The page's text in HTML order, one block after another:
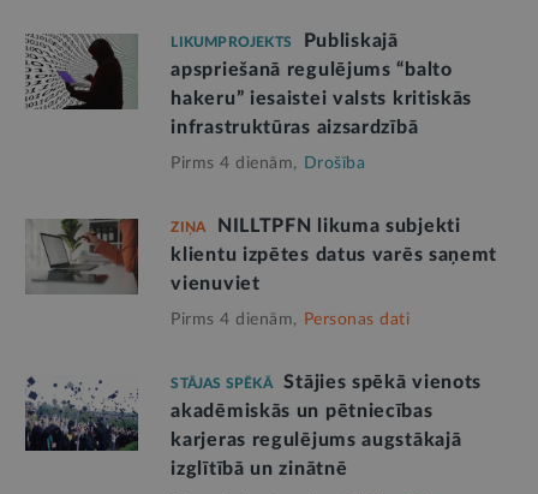
LIKUMPROJEKTS
Publiskajā
apspriešanā regulējums “balto
hakeru” iesaistei valsts kritiskās
infrastruktūras aizsardzībā
Pirms 4 dienām, Drošība
ZIŅA
NILLTPFN likuma subjekti
klientu izpētes datus varēs saņemt
vienuviet
Pirms 4 dienām, Personas dati
STĀJAS SPĒKĀ
Stājies spēkā vienots
akadēmiskās un pētniecības
karjeras regulējums augstākajā
izglītībā un zinātnē